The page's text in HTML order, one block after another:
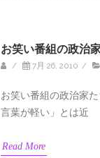
お笑い番組の政治
/ 7月 26, 2010 /
お笑い番組の政
言葉が軽い」とは近
Read More